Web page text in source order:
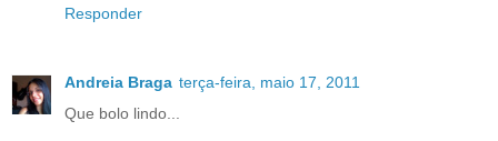
Responder
Andreia Braga terça-feira, maio 17, 2011
Que bolo lindo...